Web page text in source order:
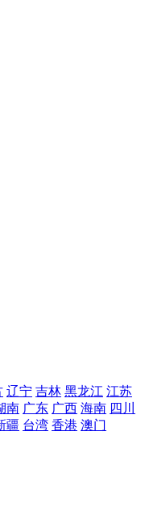
辽宁 吉林 黑龙江 江苏
南 广东 广西 海南 四川
疆 台湾 香港 澳门